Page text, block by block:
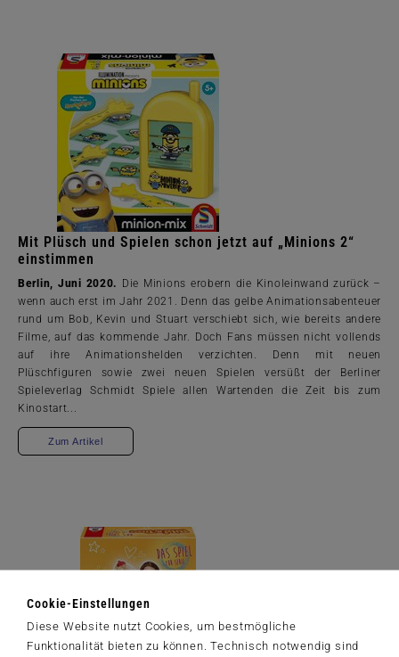
Cookie-Einstellungen
Diese Website nutzt Cookies, um bestmögliche
Funktionalität bieten zu können. Technisch notwendig sind
Mit Plüsch und Spielen schon jetzt auf „Minions 2“
einstimmen
Berlin, Juni 2020. Die Minions erobern die Kinoleinwand zurück –
wenn auch erst im Jahr 2021. Denn das gelbe Animationsabenteuer
rund um Bob, Kevin und Stuart verschiebt sich, wie bereits andere
Filme, auf das kommende Jahr. Doch Fans müssen nicht vollends
auf ihre Animationshelden verzichten. Denn mit neuen
Plüschfiguren sowie zwei neuen Spielen versüßt der Berliner
Spieleverlag Schmidt Spiele allen Wartenden die Zeit bis zum
Kinostart...
Zum Artikel